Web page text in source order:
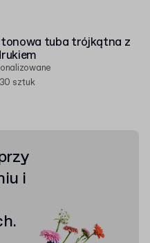
tuba trójkątna z
sztuk
i